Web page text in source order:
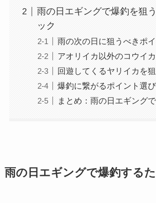
雨の日エギングで爆釣を狙
ック
雨の次の日に狙うべきポ
アオリイカ以外のコウイ
回遊してくるヤリイカを
爆釣に繋がるポイント選
まとめ：雨の日エギング
雨の日エギングで爆釣する